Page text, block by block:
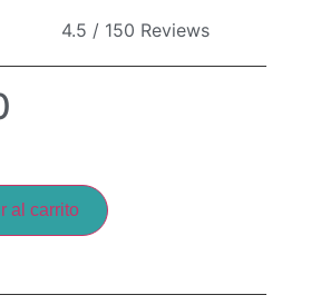
4.5 / 150 Reviews
al carrito